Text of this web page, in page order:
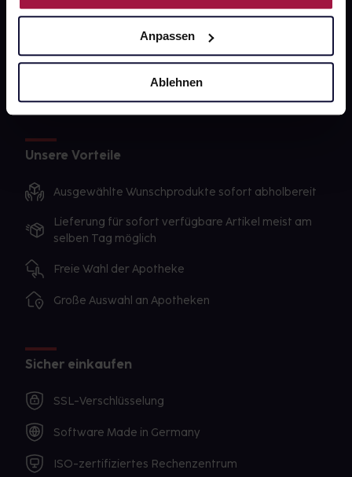
Anpassen
Ablehnen
AGB
Unsere Vorteile
Ausgewählte Wunschprodukte sofort abholbereit
Lieferung für sofort verfügbare Artikel meist am
selben Tag möglich
Freie Wahl der Apotheke
Große Auswahl an Apotheken
Sicher einkaufen
SSL-Verschlüsselung
Software Made in Germany
ISO-zertifiziertes Rechenzentrum